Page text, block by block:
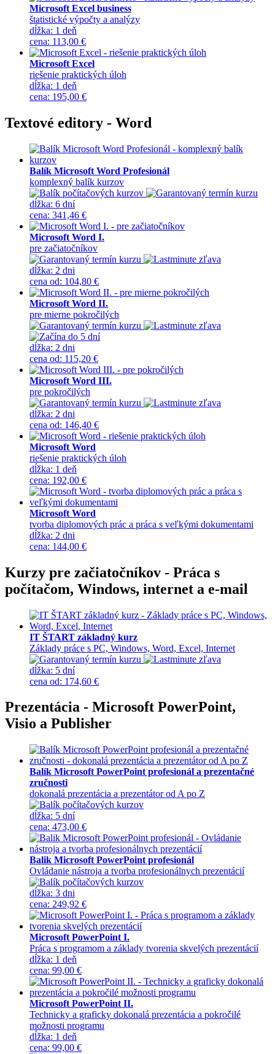
Microsoft Excel business
štatistické výpočty a analýzy
dĺžka: 1 deň
cena: 113,00 €
Microsoft Excel
riešenie praktických úloh
dĺžka: 1 deň
cena: 195,00 €
Textové editory - Word
Balík Microsoft Word Profesionál
komplexný balík kurzov
dĺžka: 6 dní
cena: 341,46 €
Microsoft Word I.
pre začiatočníkov
dĺžka: 2 dni
cena od: 104,80 €
Microsoft Word II.
pre mierne pokročilých
dĺžka: 2 dni
cena od: 115,20 €
Microsoft Word III.
pre pokročilých
dĺžka: 2 dni
cena od: 146,40 €
Microsoft Word
riešenie praktických úloh
dĺžka: 1 deň
cena: 192,00 €
Microsoft Word
tvorba diplomových prác a práca s veľkými dokumentami
dĺžka: 2 dni
cena: 144,00 €
Kurzy pre začiatočníkov - Práca s
počítačom, Windows, internet a e-mail
IT ŠTART základný kurz
Základy práce s PC, Windows, Word, Excel, Internet
dĺžka: 5 dní
cena od: 174,60 €
Prezentácia - Microsoft PowerPoint,
Visio a Publisher
Balík Microsoft PowerPoint profesionál a prezentačné
zručnosti
dokonalá prezentácia a prezentátor od A po Z
dĺžka: 5 dní
cena: 473,00 €
Balik Microsoft PowerPoint profesionál
Ovládanie nástroja a tvorba profesionálnych prezentácií
dĺžka: 3 dni
cena: 249,92 €
Microsoft PowerPoint I.
Práca s programom a základy tvorenia skvelých prezentácií
dĺžka: 1 deň
cena: 99,00 €
Microsoft PowerPoint II.
Technicky a graficky dokonalá prezentácia a pokročilé
možnosti programu
dĺžka: 1 deň
cena: 99,00 €